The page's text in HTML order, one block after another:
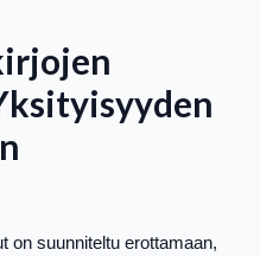
on suunniteltu erottamaan,